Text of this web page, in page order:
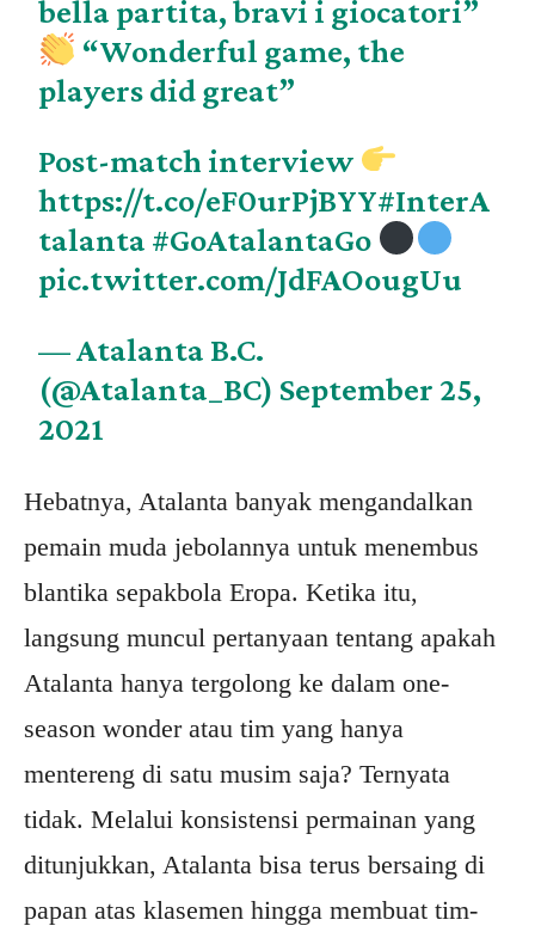
bella partita, bravi i giocatori”
“Wonderful game, the
players did great”
Post-match interview
https://t.co/eF0urPjBYY#InterA
talanta #GoAtalantaGo
pic.twitter.com/JdFAOougUu
— Atalanta B.C.
(@Atalanta_BC) September 25,
2021
Hebatnya, Atalanta banyak mengandalkan
pemain muda jebolannya untuk menembus
blantika sepakbola Eropa. Ketika itu,
langsung muncul pertanyaan tentang apakah
Atalanta hanya tergolong ke dalam one-
season wonder atau tim yang hanya
mentereng di satu musim saja? Ternyata
tidak. Melalui konsistensi permainan yang
ditunjukkan, Atalanta bisa terus bersaing di
papan atas klasemen hingga membuat tim-